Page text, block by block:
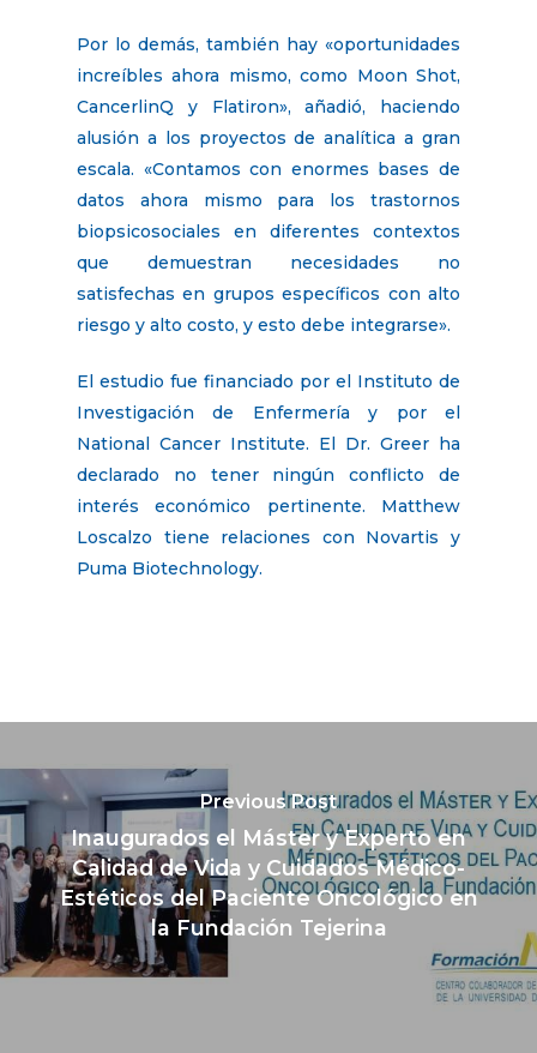
Por lo demás, también hay «oportunidades
increíbles ahora mismo, como Moon Shot,
CancerlinQ y Flatiron», añadió, haciendo
alusión a los proyectos de analítica a gran
escala. «Contamos con enormes bases de
datos ahora mismo para los trastornos
biopsicosociales en diferentes contextos
que demuestran necesidades no
satisfechas en grupos específicos con alto
riesgo y alto costo, y esto debe integrarse».
El estudio fue financiado por el Instituto de
Investigación de Enfermería y por el
National Cancer Institute. El Dr. Greer ha
declarado no tener ningún conflicto de
interés económico pertinente. Matthew
Loscalzo tiene relaciones con Novartis y
Puma Biotechnology.
Previous Post
Inaugurados el Máster y Experto en
Calidad de Vida y Cuidados Médico-
Estéticos del Paciente Oncológico en
la Fundación Tejerina